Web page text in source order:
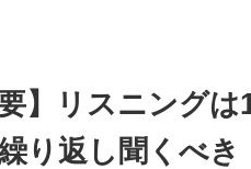
要】リスニング
り返し聞くべき